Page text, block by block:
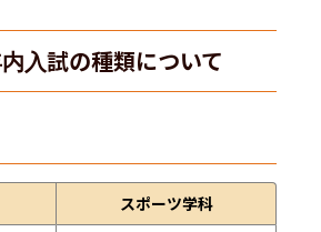
入試の種類について
スポーツ学科